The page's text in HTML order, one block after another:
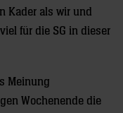
Kader als wir und
für die SG in dieser
Meinung
Wochenende die